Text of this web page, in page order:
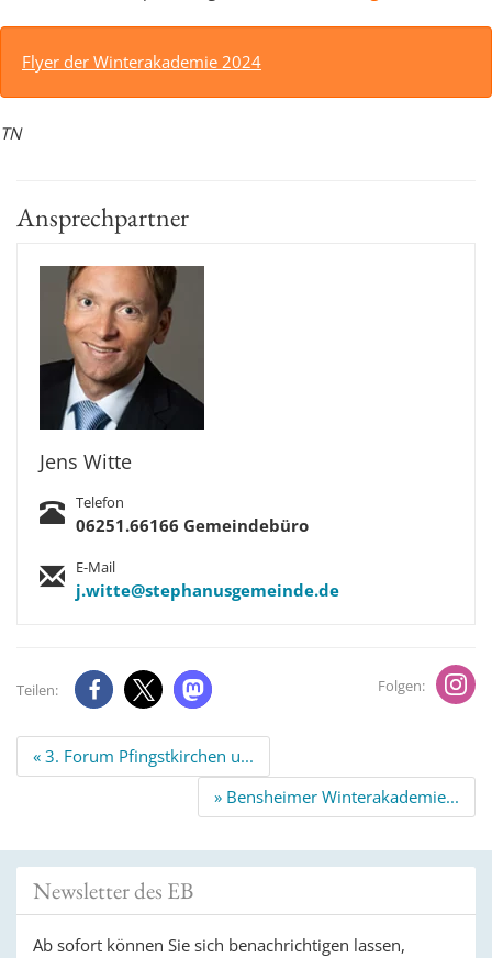
Flyer der Winterakademie 2024
TN
Ansprechpartner
Jens Witte
Telefon
06251.66166 Gemeindebüro
E-Mail
j.witte@stephanusgemeinde.de
Teilen: Folgen:
Beitrags
Navigation
« 3. Forum Pfingstkirchen u...
» Bensheimer Winterakademie...
Newsletter des EB
Ab sofort können Sie sich benachrichtigen lassen,